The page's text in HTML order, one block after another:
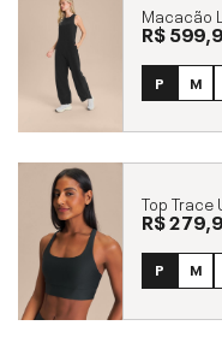
Macacão
R$
P M
Top Trace
R$
P M